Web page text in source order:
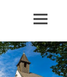
MENÜ